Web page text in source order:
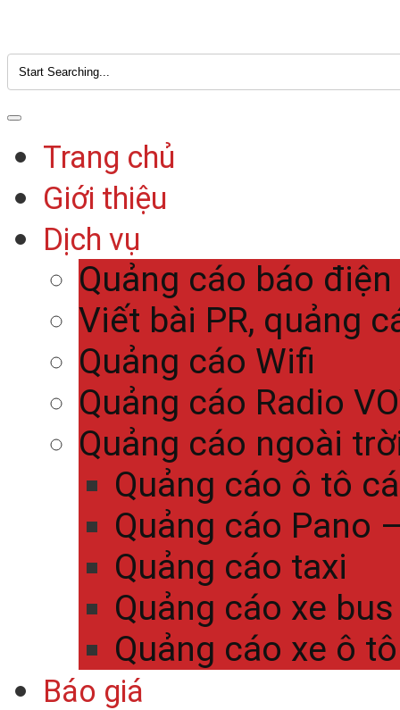
Trang chủ
Giới thiệu
Dịch vụ
Quảng cáo báo
Viết bài PR, quảng
Quảng cáo Wifi
Quảng cáo Radio
Quảng cáo ngoài
Quảng cáo ô tô
Quảng cáo Pano
Quảng cáo taxi
Quảng cáo xe bus
Quảng cáo xe ô
Báo giá